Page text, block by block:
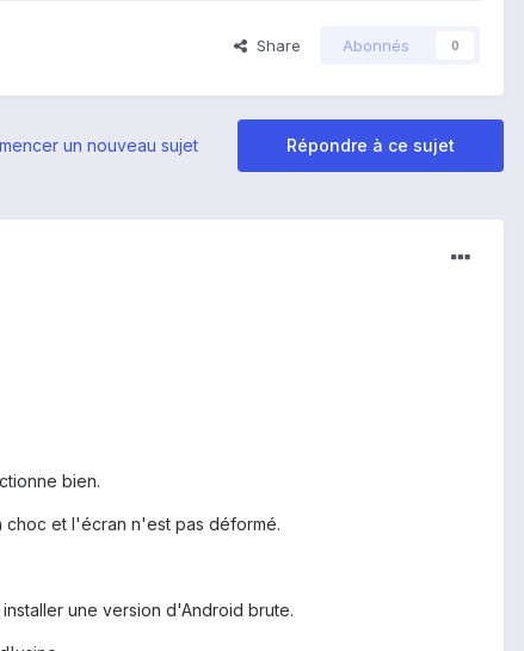
Share Abonnés 0
Répondre à ce sujet
un nouveau sujet
bien.
et l'écran n'est pas déformé.
une version d'Android brute.